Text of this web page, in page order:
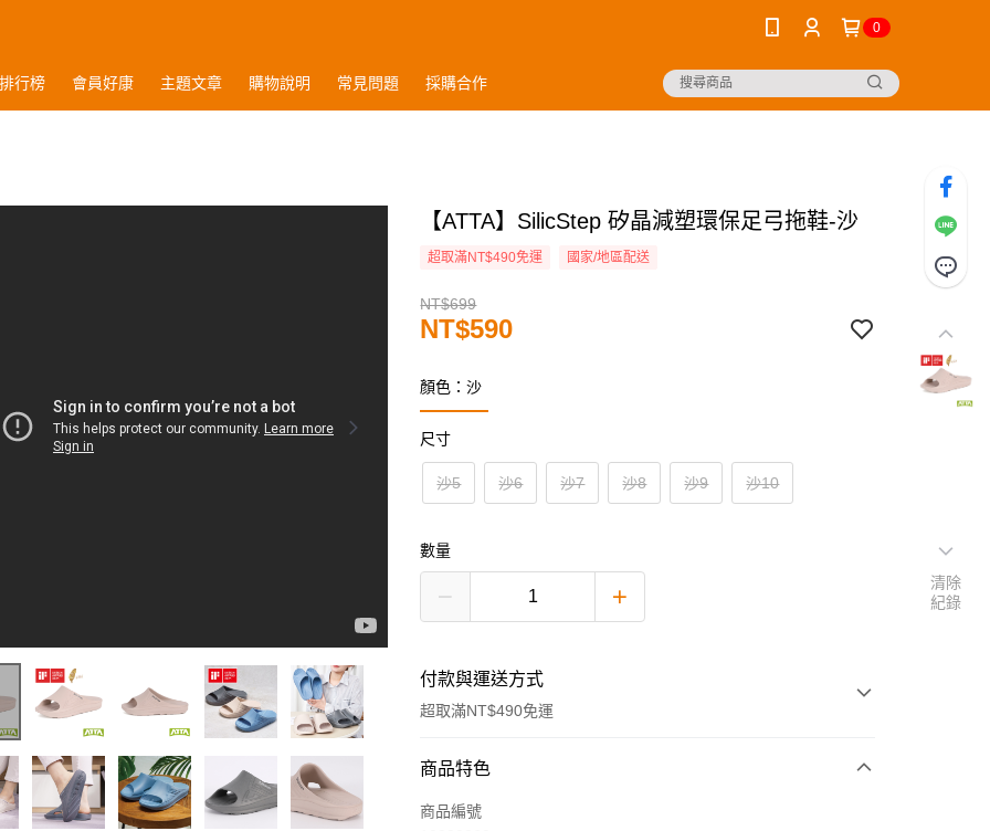
0
行榜 會員好康 主題文章 購物說明 常見問題 採購合作
【ATTA】SilicStep 矽晶減塑環保足弓拖鞋-沙
超取滿NT$490免運 國家/地區配送
NT$699
NT$590
顏色：沙
尺寸
沙5 沙6 沙7 沙8 沙9 沙10
數量
付款與運送方式
超取滿NT$490免運
付款方式
信用卡一次付款
商品特色
商品編號
清除
紀錄